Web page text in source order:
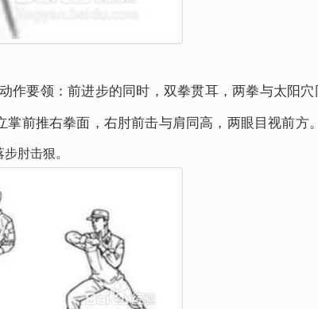
作要领：前进步的同时，双拳贯耳，两拳与太阳
前推右拳面，右肘前击与肩同高，两眼目视前方
肘击狠。